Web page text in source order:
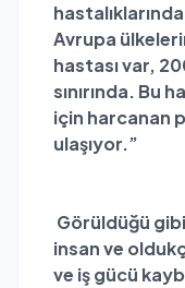
Avrupa
hastası var,
sınırında. Bu
için harcanan
ulaşıyor.”
Görüldüğü
insan ve
ve iş gücü